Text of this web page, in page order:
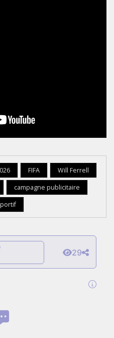
FIFA
Will Ferrell
campagne publicitaire
29